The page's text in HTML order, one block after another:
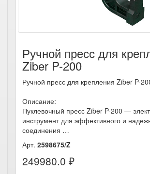
Ручной пресс для
Ziber P-200
Ручной пресс для крепления Ziber P-
Описание:
Пуклевочный пресс Ziber P-200 —
инструмент для эффективного и
соединения …
Арт. 2598675/Z
249980.0 ₽